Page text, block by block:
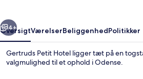
Næste
4+
OversigtVærelserBeliggenhedPolitikker
Gertruds Petit Hotel ligger tæt på en
valgmulighed til et ophold i Odense.